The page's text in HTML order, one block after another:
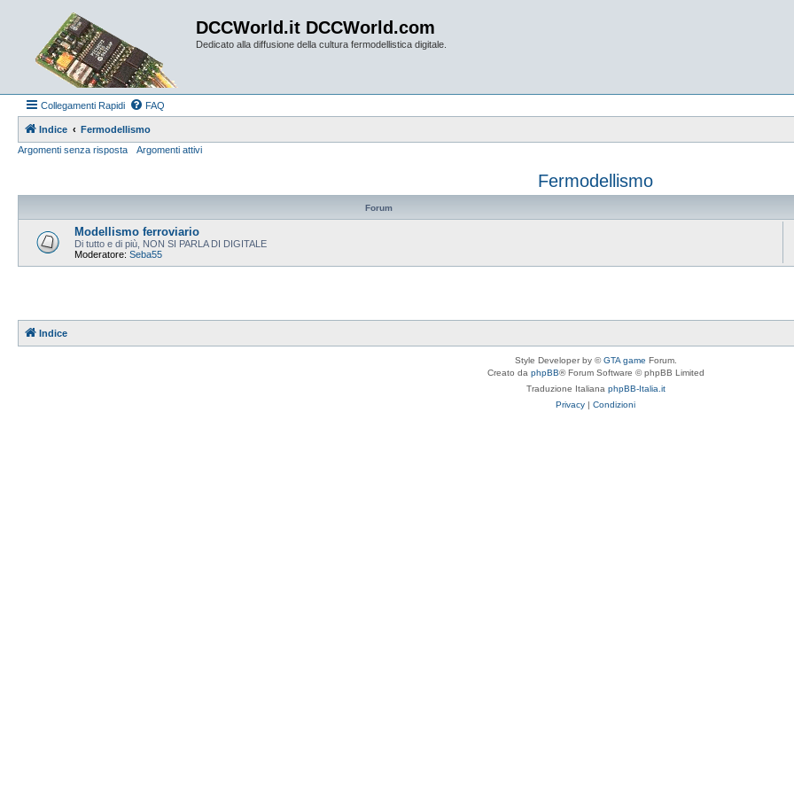
DCCWorld.it DCCWorld.com
Dedicato alla diffusione della cultura fermodellistica digitale.
Collegamenti Rapidi FAQ
Indice
Fermodellismo
Argomenti senza risposta
Argomenti attivi
Fermodellismo
Forum
Modellismo ferroviario
Di tutto e di più, NON SI PARLA DI DIGITALE
Moderatore: Seba55
Indice
Style Developer by ©GTA game Forum.
Creato da phpBB® Forum Software © phpBB Limited
Traduzione Italiana phpBB-Italia.it
Privacy | Condizioni